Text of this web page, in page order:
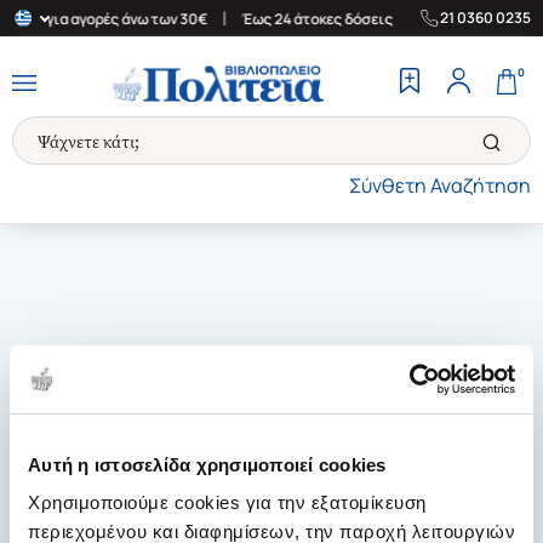
Αυτή η ιστοσελίδα χρησιμοποιεί cookies
Χρησιμοποιούμε cookies για την εξατομίκευση
περιεχομένου και διαφημίσεων, την παροχή λειτουργιών
για αγορές άνω των 30€ Έως 24 άτοκες δόσεις | Δωρεάν
21 0360 0235
Σύνθετη Αναζήτηση
0